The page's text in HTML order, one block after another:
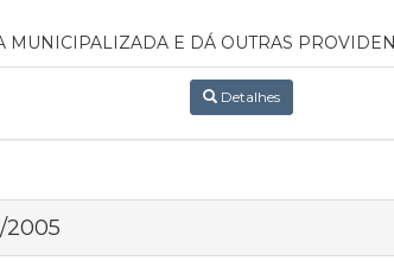
MUNICIPALIZADA E DÁ OUTRAS
Detalhes
2005